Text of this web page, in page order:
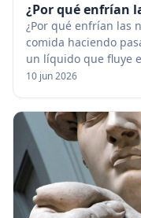
¿Por qué enfrían
¿Por qué enfrían las
comida haciendo
un líquido que fluye
medida que fluye el
10 jun 2026